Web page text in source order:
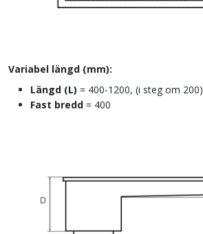
Variabel längd (mm):
Längd (L) = 400-1200, (i steg om 200)
Fast bredd = 400